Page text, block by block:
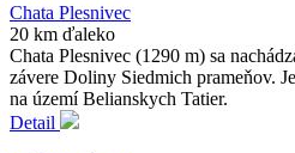
Chata Plesnivec
20 km ďaleko
Chata Plesnivec (1290 m) sa
závere Doliny Siedmich prameňov.
na území Belianskych Tatier.
Detail